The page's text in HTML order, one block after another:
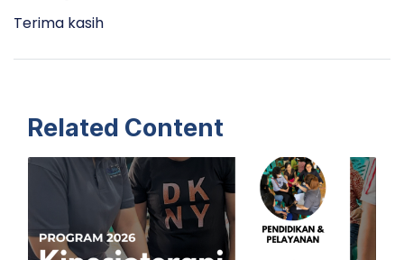
Terima kasih
Related Content